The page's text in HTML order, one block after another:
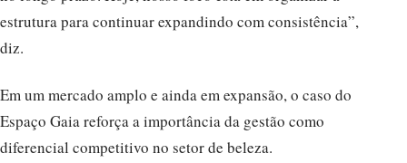
estrutura para continuar expandindo com consistência”,
diz.
Em um mercado amplo e ainda em expansão, o caso do
Espaço Gaia reforça a importância da gestão como
diferencial competitivo no setor de beleza.